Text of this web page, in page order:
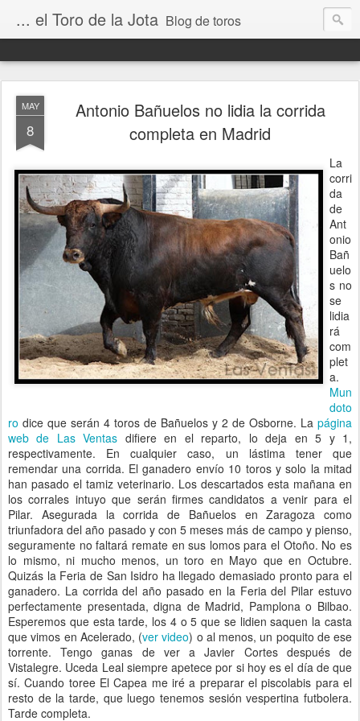
... el Toro de la Jota Blog de toros
MAY
8
Antonio Bañuelos no lidia la corrida
completa en Madrid
La
corri
da
de
Ant
onio
Bañ
uelo
s no
se
lidia
rá
com
plet
a.
Mun
doto
ro dice que serán 4 toros de Bañuelos y 2 de Osborne. La página
web de Las Ventas difiere en el reparto, lo deja en 5 y 1,
respectivamente. En cualquier caso, un lástima tener que
remendar una corrida. El ganadero envío 10 toros y solo la mitad
han pasado el tamiz veterinario. Los descartados esta mañana en
los corrales intuyo que serán firmes candidatos a venir para el
Pilar. Asegurada la corrida de Bañuelos en Zaragoza como
triunfadora del año pasado y con 5 meses más de campo y pienso,
seguramente no faltará remate en sus lomos para el Otoño. No es
lo mismo, ni mucho menos, un toro en Mayo que en Octubre.
Quizás la Feria de San Isidro ha llegado demasiado pronto para el
ganadero. La corrida del año pasado en la Feria del Pilar estuvo
perfectamente presentada, digna de Madrid, Pamplona o Bilbao.
Esperemos que esta tarde, los 4 o 5 que se lidien saquen la casta
que vimos en Acelerado, (ver video) o al menos, un poquito de ese
torrente. Tengo ganas de ver a Javier Cortes después de
Vistalegre. Uceda Leal siempre apetece por si hoy es el día de que
sí. Cuando toree El Capea me iré a preparar el piscolabis para el
resto de la tarde, que luego tenemos sesión vespertina futbolera.
Tarde completa.